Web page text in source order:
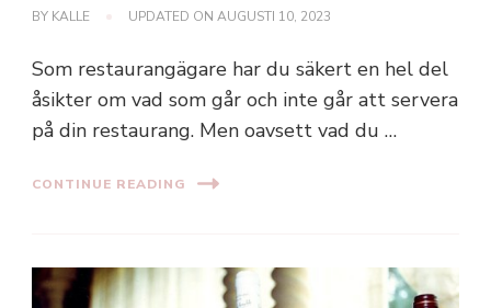
BY KALLE UPDATED ON AUGUSTI 10, 2023
Som restaurangägare har du säkert en hel del
åsikter om vad som går och inte går att servera
på din restaurang. Men oavsett vad du …
CONTINUE READING